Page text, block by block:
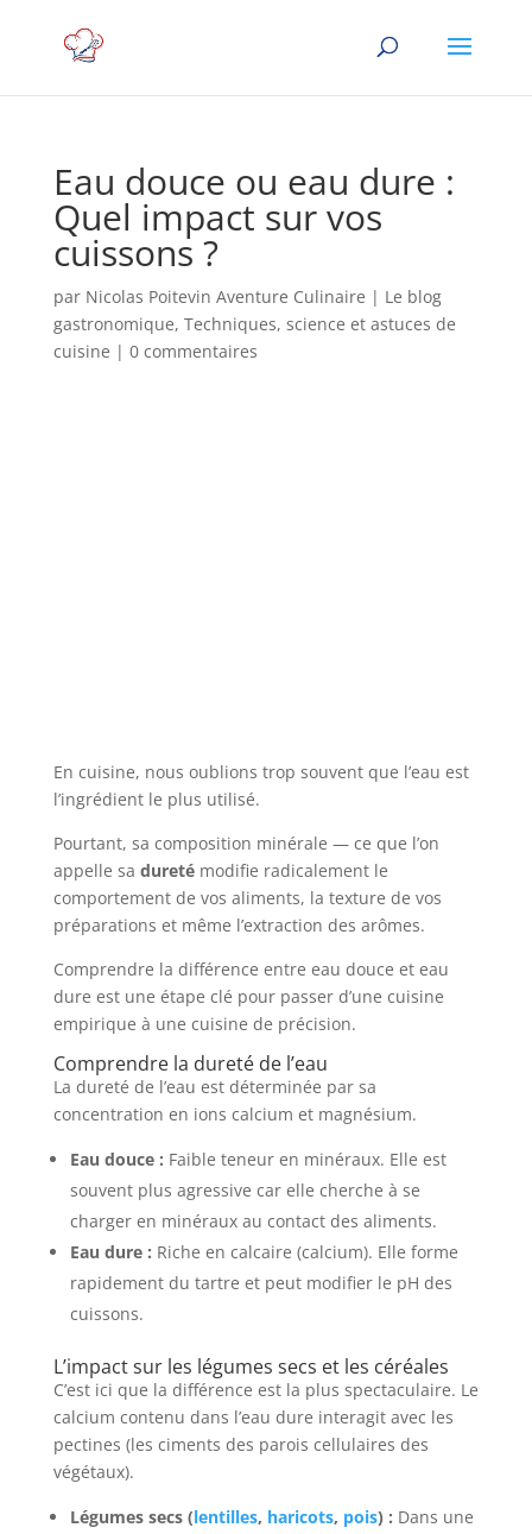
Eau douce ou eau dure :
Quel impact sur vos
cuissons ?
par Nicolas Poitevin Aventure Culinaire | Le blog
gastronomique, Techniques, science et astuces de
cuisine | 0 commentaires
En cuisine, nous oublions trop souvent que l’eau est
l’ingrédient le plus utilisé.
Pourtant, sa composition minérale — ce que l’on
appelle sa duretémodifie radicalement le
comportement de vos aliments, la texture de vos
préparations et même l’extraction des arômes.
Comprendre la différence entre eau douce et eau
dure est une étape clé pour passer d’une cuisine
empirique à une cuisine de précision.
Comprendre la dureté de l’eau
La dureté de l’eau est déterminée par sa
concentration en ions calcium et magnésium.
Eau douce : Faible teneur en minéraux. Elle est
souvent plus agressive car elle cherche à se
charger en minéraux au contact des aliments.
Eau dure : Riche en calcaire (calcium). Elle forme
rapidement du tartre et peut modifier le pH des
cuissons.
L’impact sur les légumes secs et les céréales
C’est ici que la différence est la plus spectaculaire. Le
calcium contenu dans l’eau dure interagit avec les
pectines (les ciments des parois cellulaires des
végétaux).
Légumes secs (lentilles, haricots, pois) : Dans une